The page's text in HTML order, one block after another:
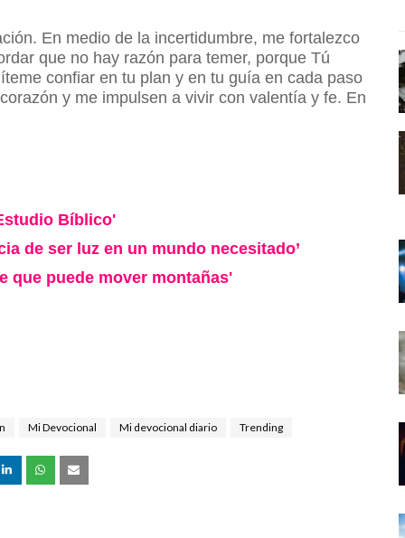
En medio de la incertidumbre, me fortalezco
que no hay razón para temer, porque Tú
confiar en tu plan y en tu guía en cada paso
y me impulsen a vivir con valentía y fe. En
Bíblico'
de ser luz en un mundo necesitado’
que puede mover montañas'
Mi Devocional Mi devocional diario Trending